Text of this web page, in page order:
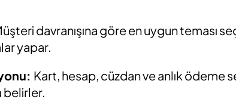
davranışına göre en uygun teması
yapar.
Kart, hesap, cüzdan ve anlık ödeme
belirler.